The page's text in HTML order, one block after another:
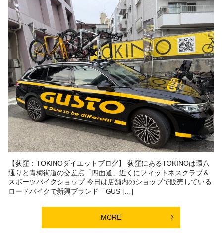
【荻窪：TOKINOダイエットブログ】 荻窪にあるTOKINOは環八
通りと青梅街道の交差点「四面道」近くにフィットネスクラブ＆
スポーツバイクショップ 今日は店舗内のショップで販売している
ロードバイクで新興ブランド「GUS […]
MORE